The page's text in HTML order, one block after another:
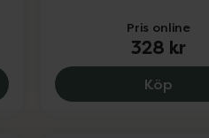
Alpha Arbutin 2% + HA, 149
Pris online
328 kr
Köp